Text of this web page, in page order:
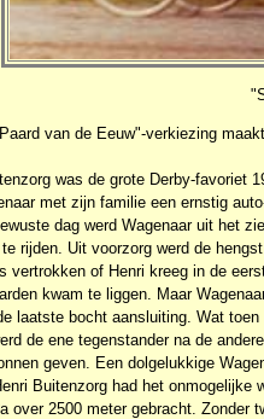
van de Eeuw"-verkiezing
was de grote Derby-favoriet
met zijn familie een ernstig
dag werd Wagenaar uit het
rijden. Uit voorzorg werd de
vertrokken of Henri kreeg in de
kwam te liggen. Maar
laatste bocht aansluiting. Wat
de ene tegenstander na de
geven. Een dolgelukkige
Buitenzorg had het onmogelijke
over 2500 meter gebracht. Zonder